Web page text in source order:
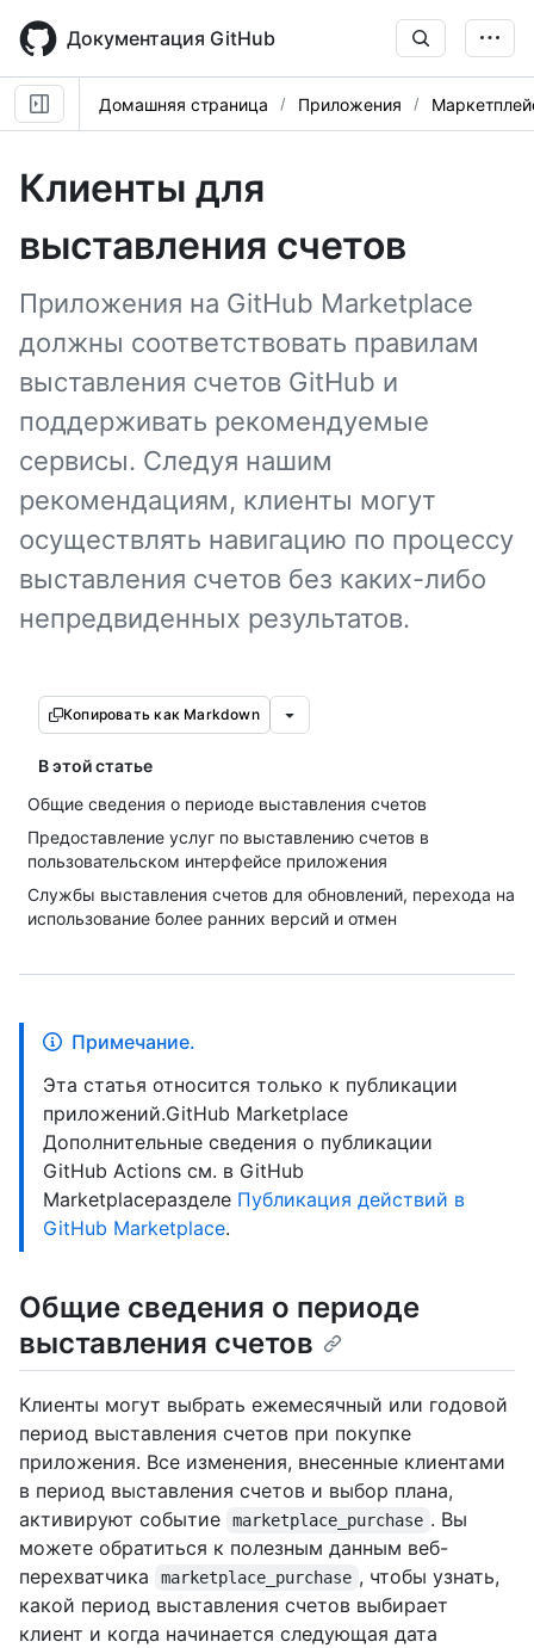
main
content
Документация GitHub
Домашняя страница Приложения
Клиенты для
выставления счетов
Приложения на GitHub Marketplace
должны соответствовать правилам
выставления счетов GitHub и
поддерживать рекомендуемые
сервисы. Следуя нашим
рекомендациям, клиенты могут
осуществлять навигацию по процессу
выставления счетов без каких-либо
непредвиденных результатов.
Копировать как Markdown
В этой статье
Общие сведения о периоде выставления счетов
Предоставление услуг по выставлению счетов в
пользовательском интерфейсе приложения
Службы выставления счетов для обновлений, перехода на
использование более ранних версий и отмен
Примечание.
Эта статья относится только к публикации
приложений.GitHub Marketplace
Дополнительные сведения о публикации
GitHub Actions см. в GitHub
Marketplaceразделе Публикация действий в
GitHub Marketplace.
Общие сведения о периоде
выставления счетов
Клиенты могут выбрать ежемесячный или годовой
период выставления счетов при покупке
приложения. Все изменения, внесенные клиентами
в период выставления счетов и выбор плана,
активируют событие
marketplace_purchase . Вы
можете обратиться к полезным данным веб-
перехватчика
marketplace_purchase , чтобы узнать,
какой период выставления счетов выбирает
клиент и когда начинается следующая дата